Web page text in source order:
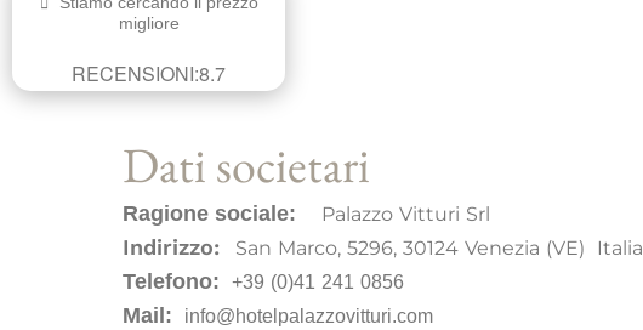
Dati societari
Ragione sociale: Palazzo Vitturi Srl
Indirizzo: San Marco, 5296, 30124 Venezia (VE) Italia
Telefono: +39 (0)41 241 0856
Mail: info@hotelpalazzovitturi.com
migliore
RECENSIONI:8.7